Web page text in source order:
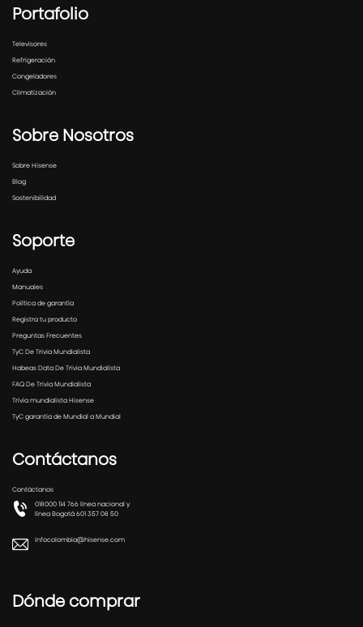
Portafolio
Televisores
Refrigeración
Congeladores
Climatización
Sobre Nosotros
Sobre Hisense
Blog
Sostenibilidad
Soporte
Ayuda
Manuales
Política de garantía
Registra tu producto
Preguntas Frecuentes
TyC De Trivia Mundialista
Habeas Data De Trivia Mundialista
FAQ De Trivia Mundialista
Trivia mundialista Hisense
TyC garantía de Mundial a Mundial
Contáctanos
Contáctanos
018000 114 766 línea nacional y
línea Bogotá 601 357 08 50
infocolombia@hisense.com
Dónde comprar